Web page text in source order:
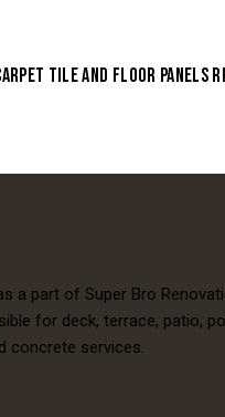
TILE AND FLOOR PANELS
a part of Super Bro
for deck, terrace, patio,
concrete services.